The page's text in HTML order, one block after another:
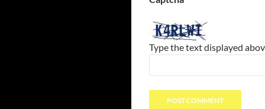
Type the text displayed